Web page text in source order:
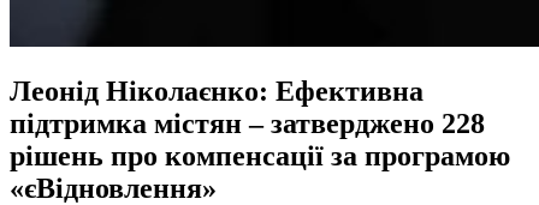
Леонід Ніколаєнко: Ефективна
підтримка містян – затверджено 228
рішень про компенсації за програмою
«єВідновлення»